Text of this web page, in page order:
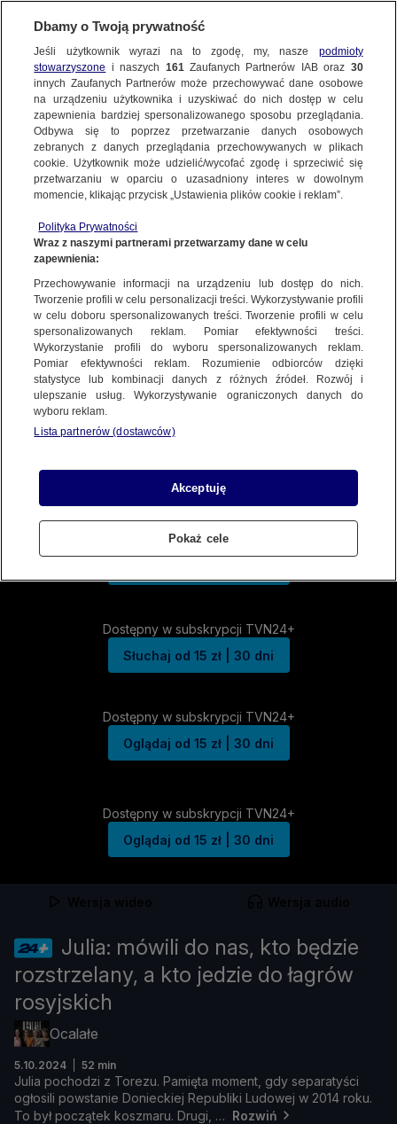
Dostępny w subskrypcji TVN24+
Dostępny w subskrypcji TVN24+
Słuchaj od 15 zł | 30 dni
Dostępny w subskrypcji TVN24+
Oglądaj od 15 zł | 30 dni
Dostępny w subskrypcji TVN24+
Oglądaj od 15 zł | 30 dni
Julia: mówili do nas, kto będzie
rozstrzelany, a kto jedzie do łagrów
rosyjskich
Ocalałe
5.10.2024 52 min
Julia pochodzi z Torezu. Pamięta moment, gdy separatyści
ogłosili powstanie Donieckiej Republiki Ludowej w 2014 roku.
To byłpoczątek koszmaru. Drugi, Rozwiń
Dbamy o Twoją prywatność
Jeśli użytkownik wyrazi na to zgodę, my, nasze podmioty
stowarzyszone i naszych 161Zaufanych Partnerów IAB oraz 30
innych Zaufanych Partnerów może przechowywać dane osobowe
na urządzeniu użytkownika i uzyskiwać do nich dostęp w celu
zapewnienia bardziej spersonalizowanego sposobu przeglądania.
Odbywa się to poprzez przetwarzanie danych osobowych
zebranych z danych przeglądania przechowywanych w plikach
cookie. Użytkownik może udzielić/wycofać zgodę i sprzeciwić się
przetwarzaniu w oparciu o uzasadniony interes w dowolnym
momencie, klikając przycisk „Ustawienia plików cookie i reklam”.
Polityka Prywatności
Wraz z naszymi partnerami przetwarzamy dane w celu
zapewnienia:
Przechowywanie informacji na urządzeniu lub dostęp do nich.
Tworzenie profili w celu personalizacji treści. Wykorzystywanie profili
w celu doboru spersonalizowanych treści. Tworzenie profili w celu
spersonalizowanych reklam. Pomiar efektywności treści.
Wykorzystanie profili do wyboru spersonalizowanych reklam.
Pomiar efektywności reklam. Rozumienie odbiorców dzięki
statystyce lub kombinacji danych z różnych źródeł. Rozwój i
ulepszanie usług. Wykorzystywanie ograniczonych danych do
wyboru reklam.
Lista partnerów (dostawców)
Akceptuję
Pokaż cele